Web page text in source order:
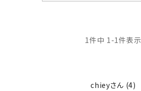
1件中 1-1件表示
chiey
4